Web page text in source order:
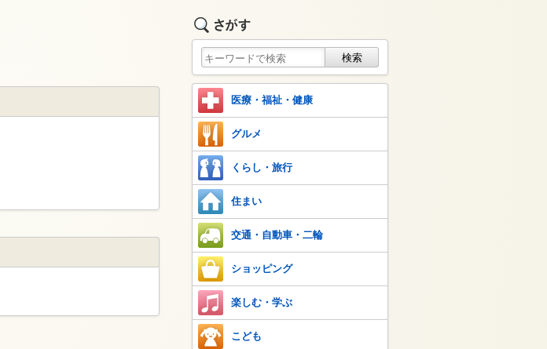
医療・福祉・健康
グルメ
くらし・旅行
住まい
交通・自動車・二輪
ショッピング
楽しむ・学ぶ
こども